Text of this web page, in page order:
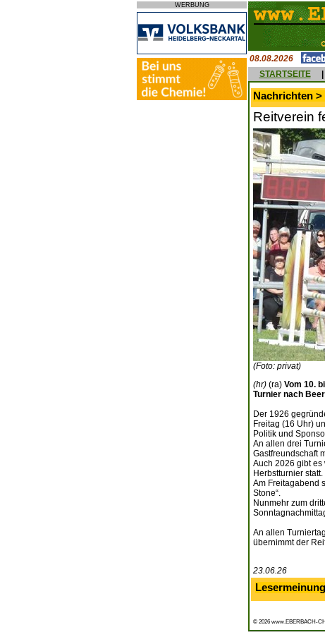
WERBUNG
08.08.2026
STARTSEITE
Nachrichten
Reitverein
(Foto: privat)
(hr) (ra) Vom 10.
Turnier nach
Der 1926
Freitag (16 Uhr)
Politik und
An allen drei
Gastfreundschaft
Auch 2026 gibt
Herbstturnier statt.
Am Freitagabend
Stone“.
Nunmehr zum
An allen
übernimmt der
23.06.26
© 2026 www.EBERBACH-